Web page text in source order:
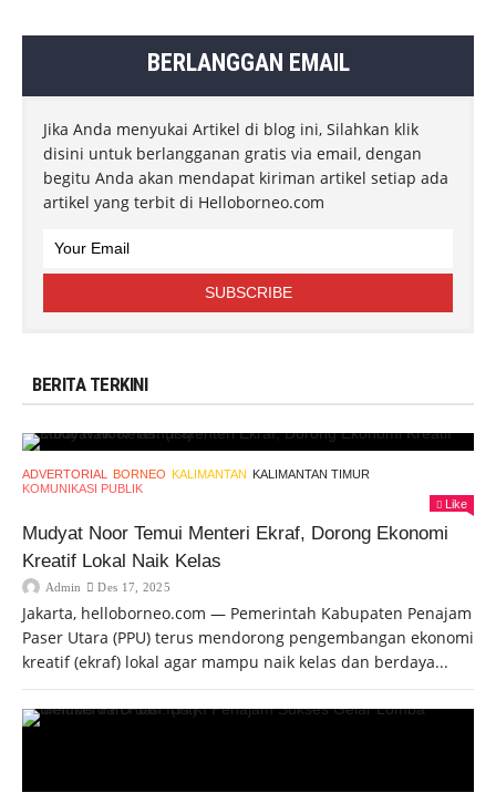
BERLANGGAN EMAIL
Jika Anda menyukai Artikel di blog ini, Silahkan klik
disini untuk berlangganan gratis via email, dengan
begitu Anda akan mendapat kiriman artikel setiap ada
artikel yang terbit di Helloborneo.com
BERITA TERKINI
ADVERTORIAL BORNEO KALIMANTAN KALIMANTAN TIMUR
KOMUNIKASI PUBLIK
Like
Mudyat Noor Temui Menteri Ekraf, Dorong Ekonomi
Kreatif Lokal Naik Kelas
Admin Des 17, 2025
Jakarta, helloborneo.com — Pemerintah Kabupaten Penajam
Paser Utara (PPU) terus mendorong pengembangan ekonomi
kreatif (ekraf) lokal agar mampu naik kelas dan berdaya...